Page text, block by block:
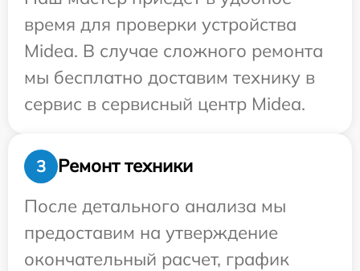
время для проверки устройства
Midea. В случае сложного ремонта
мы бесплатно доставим технику в
сервис в сервисный центр Midea.
3
Ремонт техники
После детального анализа мы
предоставим на утверждение
окончательный расчет, график